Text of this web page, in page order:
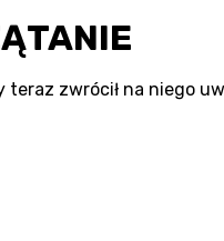
teraz zwrócił na niego